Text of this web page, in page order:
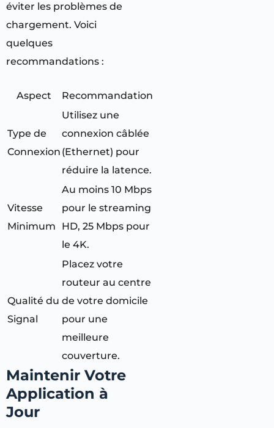
éviter les problèmes de
chargement. Voici
quelques
recommandations :
Aspect Recommandation
Type de
Connexion
Utilisez une
connexion câblée
(Ethernet) pour
réduire la latence.
Vitesse
Minimum
Au moins 10 Mbps
pour le streaming
HD, 25 Mbps pour
le 4K.
Qualité du
Signal
Placez votre
routeur au centre
de votre domicile
pour une
meilleure
couverture.
Maintenir Votre
Application à
Jour